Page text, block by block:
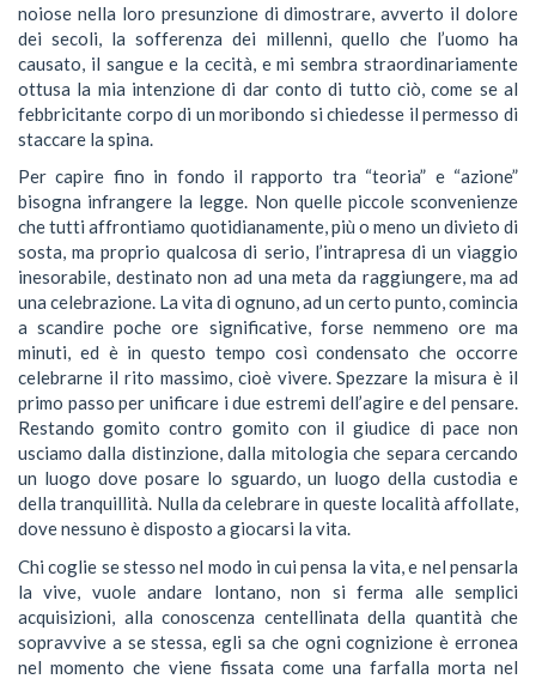
noiose nella loro presunzione di dimostrare, avverto il dolore
dei secoli, la sofferenza dei millenni, quello che l’uomo ha
causato, il sangue e la cecità, e mi sembra straordinariamente
ottusa la mia intenzione di dar conto di tutto ciò, come se al
febbricitante corpo di un moribondo si chiedesse il permesso di
staccare la spina.
Per capire fino in fondo il rapporto tra “teoria” e “azione”
bisogna infrangere la legge. Non quelle piccole sconvenienze
che tutti affrontiamo quotidianamente, più o meno un divieto di
sosta, ma proprio qualcosa di serio, l’intrapresa di un viaggio
inesorabile, destinato non ad una meta da raggiungere, ma ad
una celebrazione. La vita di ognuno, ad un certo punto, comincia
a scandire poche ore significative, forse nemmeno ore ma
minuti, ed è in questo tempo così condensato che occorre
celebrarne il rito massimo, cioè vivere. Spezzare la misura è il
primo passo per unificare i due estremi dell’agire e del pensare.
Restando gomito contro gomito con il giudice di pace non
usciamo dalla distinzione, dalla mitologia che separa cercando
un luogo dove posare lo sguardo, un luogo della custodia e
della tranquillità. Nulla da celebrare in queste località affollate,
dove nessuno è disposto a giocarsi la vita.
Chi coglie se stesso nel modo in cui pensa la vita, e nel pensarla
la vive, vuole andare lontano, non si ferma alle semplici
acquisizioni, alla conoscenza centellinata della quantità che
sopravvive a se stessa, egli sa che ogni cognizione è erronea
nel momento che viene fissata come una farfalla morta nel